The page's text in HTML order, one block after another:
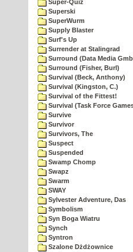
Super-Quiz
Superski
SuperWurm
Supply Blaster
Surf's Up
Surrender at Stalingrad
Surround (Data Media
Surround (Fisher, Burl)
Survival (Beck, Anthony)
Survival (Kingston, C.)
Survival of the Fittest!
Survival (Task Force
Survive
Survivor
Survivors, The
Suspect
Suspended
Swamp Chomp
Swapz
Swarm
SWAY
Sylvester Adventure, Das
Symbolism
Syn Boga Wiatru
Synch
Syntron
Szalone Dżdżownice